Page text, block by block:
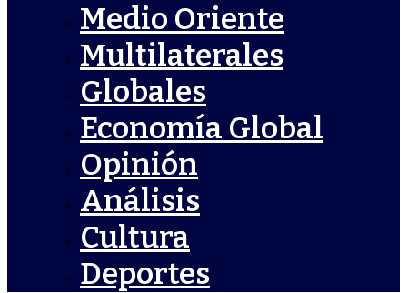
Medio Oriente
Multilaterales
Globales
Economía Global
Opinión
Análisis
Cultura
Deportes